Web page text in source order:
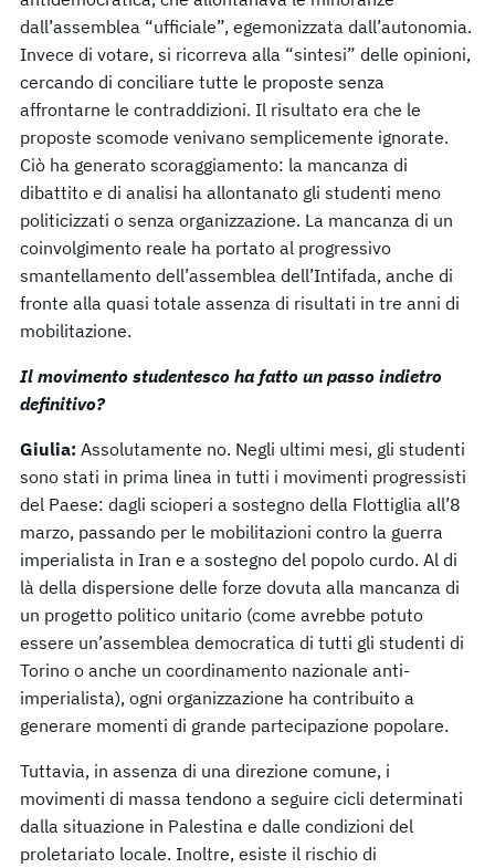
dall’assemblea “ufficiale”, egemonizzata dall’autonomia.
Invece di votare, si ricorreva alla “sintesi” delle opinioni,
cercando di conciliare tutte le proposte senza
affrontarne le contraddizioni. Il risultato era che le
proposte scomode venivano semplicemente ignorate.
Ciò ha generato scoraggiamento: la mancanza di
dibattito e di analisi ha allontanato gli studenti meno
politicizzati o senza organizzazione. La mancanza di un
coinvolgimento reale ha portato al progressivo
smantellamento dell’assemblea dell’Intifada, anche di
fronte alla quasi totale assenza di risultati in tre anni di
mobilitazione.
Il movimento studentesco ha fatto un passo indietro
definitivo?
Giulia: Assolutamente no. Negli ultimi mesi, gli studenti
sono stati in prima linea in tutti i movimenti progressisti
del Paese: dagli scioperi a sostegno della Flottiglia all’8
marzo, passando per le mobilitazioni contro la guerra
imperialista in Iran e a sostegno del popolo curdo. Al di
là della dispersione delle forze dovuta alla mancanza di
un progetto politico unitario (come avrebbe potuto
essere un’assemblea democratica di tutti gli studenti di
Torino o anche un coordinamento nazionale anti-
imperialista), ogni organizzazione ha contribuito a
generare momenti di grande partecipazione popolare.
Tuttavia, in assenza di una direzione comune, i
movimenti di massa tendono a seguire cicli determinati
dalla situazione in Palestina e dalle condizioni del
proletariato locale. Inoltre, esiste il rischio di